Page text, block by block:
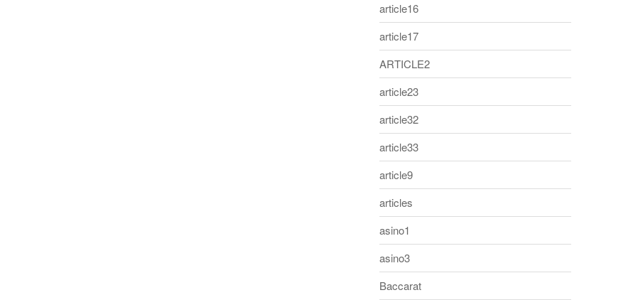
article16
article17
ARTICLE2
article23
article32
article33
article9
articles
asino1
asino3
Baccarat